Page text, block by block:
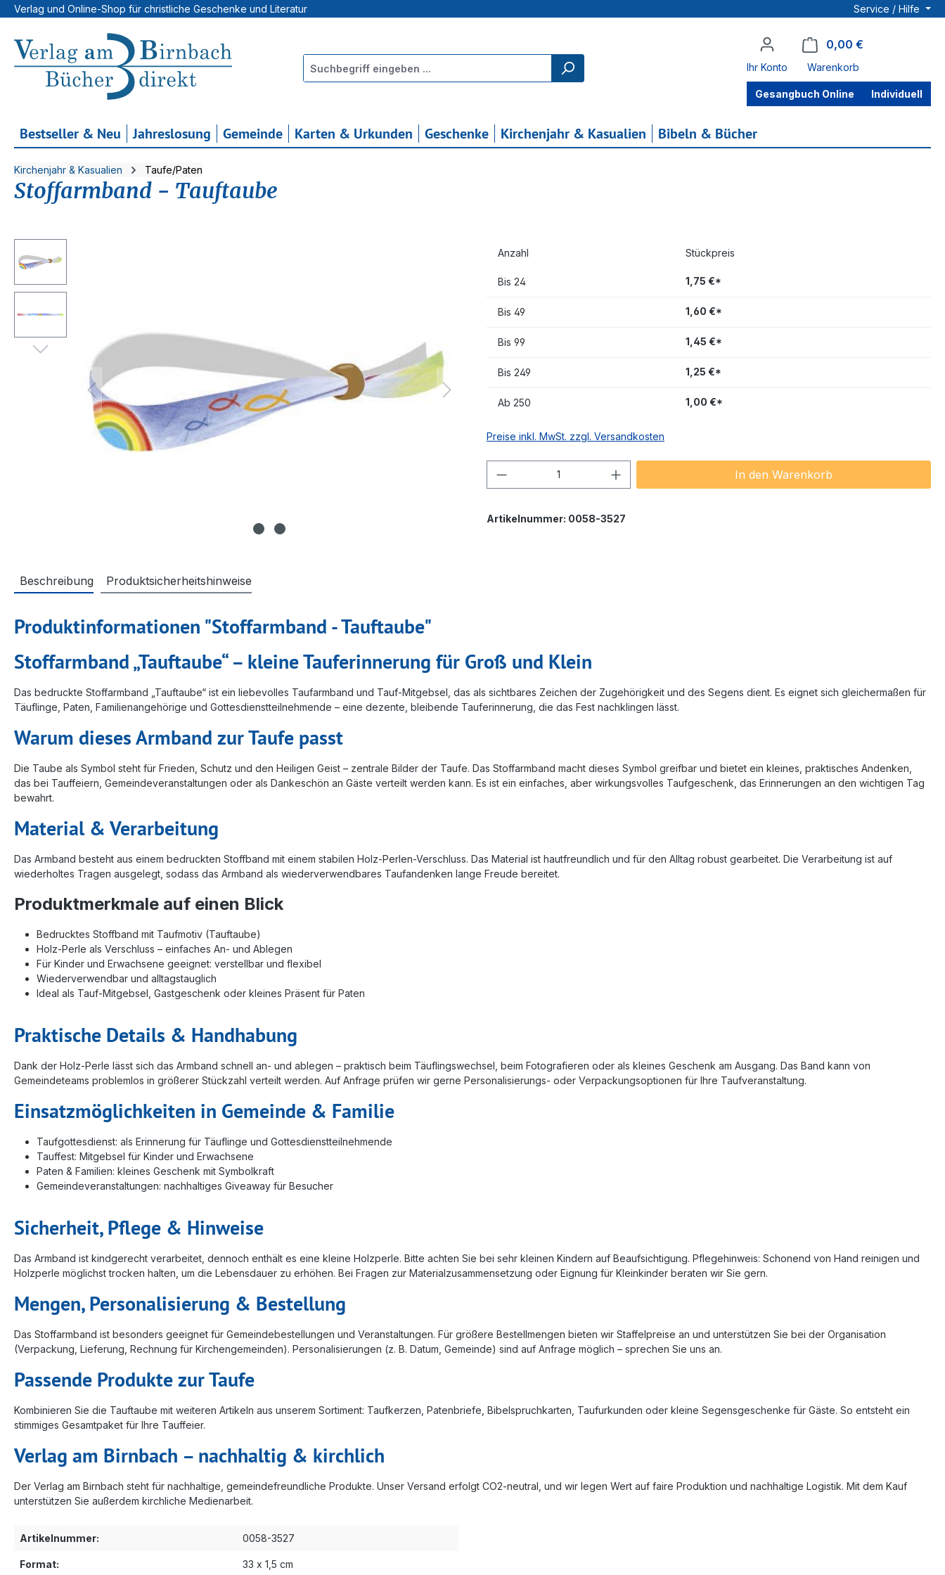
Hauptinhalt springen
Zur Suche springen
Zur Hauptnavigation springen
Verlag und Online-Shop für christliche Geschenke und Literatur Service / Hilfe
Ihr Konto
0,00 €
Warenkorb
Gesangbuch Online Individuell
Bestseller & Neu Jahreslosung Gemeinde Karten & Urkunden Geschenke Kirchenjahr & Kasualien Bibeln & Bücher
Kirchenjahr & Kasualien Taufe/Paten
Stoffarmband - Tauftaube
Anzahl Stückpreis
Bis 24 1,75 €*
Bis 49 1,60 €*
Bis 99 1,45 €*
Bis 249 1,25 €*
Ab 250 1,00 €*
Preise inkl. MwSt. zzgl. Versandkosten
Produkt Anzahl: Gib den gewünschten Wert ein oder
In den Warenkorb
Artikelnummer: 0058-3527
Beschreibung Produktsicherheitshinweise
Produktinformationen "Stoffarmband - Tauftaube"
Stoffarmband „Tauftaube“ – kleine Tauferinnerung für Groß und Klein
Das bedruckte Stoffarmband „Tauftaube“ ist ein liebevolles Taufarmband und Tauf-Mitgebsel, das als sichtbares Zeichen der Zugehörigkeit und des Segens dient. Es eignet sich gleichermaßen für
Täuflinge, Paten, Familienangehörige und Gottesdienstteilnehmende – eine dezente, bleibende Tauferinnerung, die das Fest nachklingen lässt.
Warum dieses Armband zur Taufe passt
Die Taube als Symbol steht für Frieden, Schutz und den Heiligen Geist – zentrale Bilder der Taufe. Das Stoffarmband macht dieses Symbol greifbar und bietet ein kleines, praktisches Andenken,
das bei Tauffeiern, Gemeindeveranstaltungen oder als Dankeschön an Gäste verteilt werden kann. Es ist ein einfaches, aber wirkungsvolles Taufgeschenk, das Erinnerungen an den wichtigen Tag
bewahrt.
Material & Verarbeitung
Das Armband besteht aus einem bedruckten Stoffband mit einem stabilen Holz-Perlen-Verschluss. Das Material ist hautfreundlich und für den Alltag robust gearbeitet. Die Verarbeitung ist auf
wiederholtes Tragen ausgelegt, sodass das Armband als wiederverwendbares Taufandenken lange Freude bereitet.
Produktmerkmale auf einen Blick
Bedrucktes Stoffband mit Taufmotiv (Tauftaube)
Holz-Perle als Verschluss – einfaches An- und Ablegen
Für Kinder und Erwachsene geeignet: verstellbar und flexibel
Wiederverwendbar und alltagstauglich
Ideal als Tauf-Mitgebsel, Gastgeschenk oder kleines Präsent für Paten
Praktische Details & Handhabung
Dank der Holz-Perle lässt sich das Armband schnell an- und ablegen – praktisch beim Täuflingswechsel, beim Fotografieren oder als kleines Geschenk am Ausgang. Das Band kann von
Gemeindeteams problemlos in größerer Stückzahl verteilt werden. Auf Anfrage prüfen wir gerne Personalisierungs- oder Verpackungsoptionen für Ihre Taufveranstaltung.
Einsatzmöglichkeiten in Gemeinde & Familie
Taufgottesdienst: als Erinnerung für Täuflinge und Gottesdienstteilnehmende
Tauffest: Mitgebsel für Kinder und Erwachsene
Paten & Familien: kleines Geschenk mit Symbolkraft
Gemeindeveranstaltungen: nachhaltiges Giveaway für Besucher
Sicherheit, Pflege & Hinweise
Das Armband ist kindgerecht verarbeitet, dennoch enthält es eine kleine Holzperle. Bitte achten Sie bei sehr kleinen Kindern auf Beaufsichtigung. Pflegehinweis: Schonend von Hand reinigen und
Holzperle möglichst trocken halten, um die Lebensdauer zu erhöhen. Bei Fragen zur Materialzusammensetzung oder Eignung für Kleinkinder beraten wir Sie gern.
Mengen, Personalisierung & Bestellung
Das Stoffarmband ist besonders geeignet für Gemeindebestellungen und Veranstaltungen. Für größere Bestellmengen bieten wir Staffelpreise an und unterstützen Sie bei der Organisation
(Verpackung, Lieferung, Rechnung für Kirchengemeinden). Personalisierungen (z. B. Datum, Gemeinde) sind auf Anfrage möglich – sprechen Sie uns an.
Passende Produkte zur Taufe
Kombinieren Sie die Tauftaube mit weiteren Artikeln aus unserem Sortiment: Taufkerzen, Patenbriefe, Bibelspruchkarten, Taufurkunden oder kleine Segensgeschenke für Gäste. So entsteht ein
stimmiges Gesamtpaket für Ihre Tauffeier.
Verlag am Birnbach – nachhaltig & kirchlich
Der Verlag am Birnbach steht für nachhaltige, gemeindefreundliche Produkte. Unser Versand erfolgt CO2-neutral, und wir legen Wert auf faire Produktion und nachhaltige Logistik. Mit dem Kauf
unterstützen Sie außerdem kirchliche Medienarbeit.
Artikelnummer: 0058-3527
Format: 33 x 1,5 cm